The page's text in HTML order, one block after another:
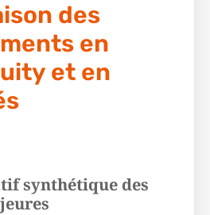
des
en
et en
synthétique des